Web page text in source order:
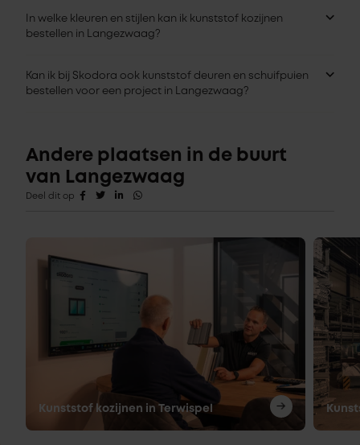
In welke kleuren en stijlen kan ik kunststof kozijnen
bestellen in Langezwaag?
Kan ik bij Skodora ook kunststof deuren en schuifpuien
bestellen voor een project in Langezwaag?
Andere plaatsen in de buurt
van Langezwaag
Deel dit op
Kunststof kozijnen in Terwispel